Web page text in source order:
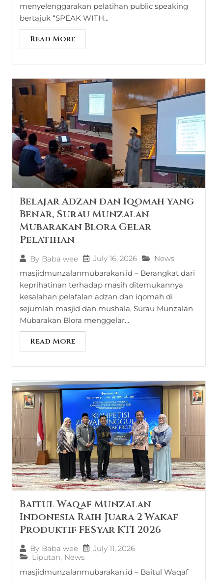
menyelenggarakan pelatihan public speaking
bertajuk “SPEAK WITH...
Read More
Belajar Adzan dan Iqomah yang
Benar, Surau Munzalan
Mubarakan Blora Gelar
Pelatihan
By Baba wee July 16, 2026
News
masjidmunzalanmubarakan.id – Berangkat dari
keprihatinan terhadap masih ditemukannya
kesalahan pelafalan adzan dan iqomah di
sejumlah masjid dan mushala, Surau Munzalan
Mubarakan Blora menggelar...
Read More
Baitul Waqaf Munzalan
Indonesia Raih Juara 2 Wakaf
Produktif FESyar KTI 2026
By Baba wee
July 11, 2026
Liputan News
masjidmunzalanmubarakan.id – Baitul Waqaf